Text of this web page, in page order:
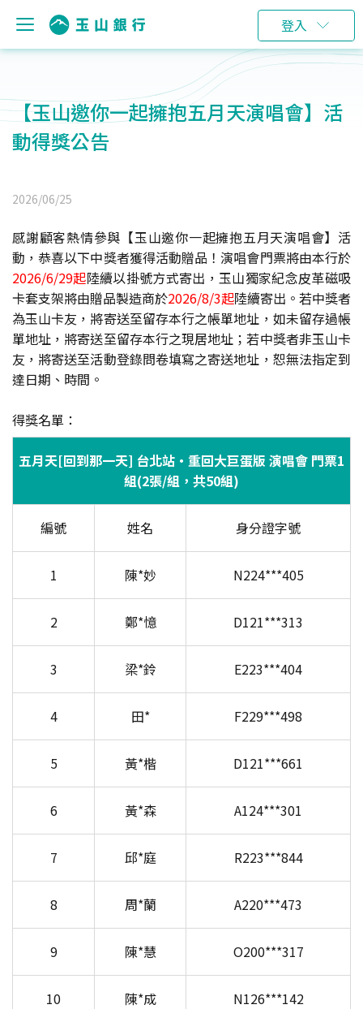
登入
【玉山邀你一起擁抱五月天演唱會】活
動得獎公告
2026/06/25
感謝顧客熱情參與【玉山邀你一起擁抱五月天演唱會】活
動，恭喜以下中獎者獲得活動贈品！演唱會門票將由本行於
2026/6/29起陸續以掛號方式寄出，玉山獨家紀念皮革磁吸
卡套支架將由贈品製造商於2026/8/3起陸續寄出。若中獎者
為玉山卡友，將寄送至留存本行之帳單地址，如未留存過帳
單地址，將寄送至留存本行之現居地址；若中獎者非玉山卡
友，將寄送至活動登錄問卷填寫之寄送地址，恕無法指定到
達日期、時間。
得獎名單：
五月天[回到那一天] 台北站・重回大巨蛋版 演唱會 門票1
組(2張/組，共50組)
編號 姓名 身分證字號
1 陳*妙 N224***405
2 鄭*憶 D121***313
3 梁*鈴 E223***404
4 田* F229***498
5 黃*楷 D121***661
6 黃*森 A124***301
7 邱*庭 R223***844
8 周*蘭 A220***473
9 陳*慧 O200***317
10 陳*成 N126***142